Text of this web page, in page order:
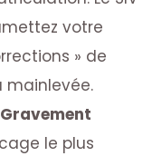
votre
» de
mainlevée.
le plus